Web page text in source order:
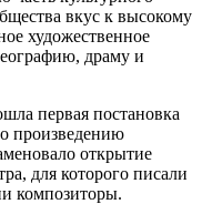
вкус к высокому
художественное
драму и
первая постановка
произведению
открытие
для которого писали
композиторы.